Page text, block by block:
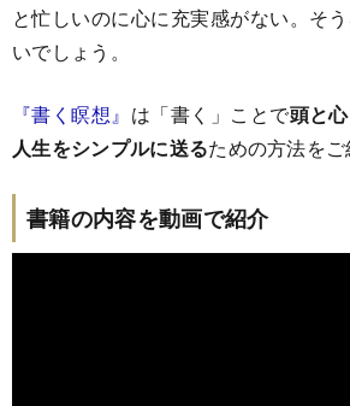
と忙しいのに心に充実感がない。そ
いでしょう。
『書く瞑想』 は「書く」ことで頭と
人生をシンプルに送るための方法をご
書籍の内容を動画で紹介